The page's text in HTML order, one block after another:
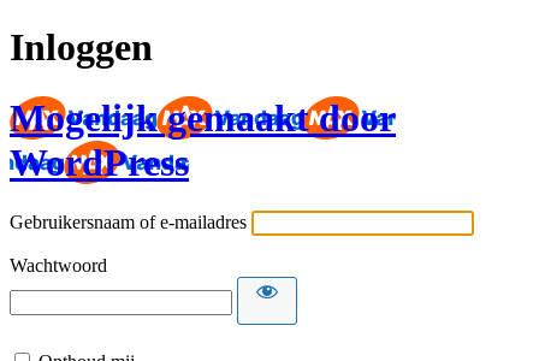
Inloggen
Mogelijk gemaakt door
WordPress
Gebruikersnaam of e-mailadres
Wachtwoord